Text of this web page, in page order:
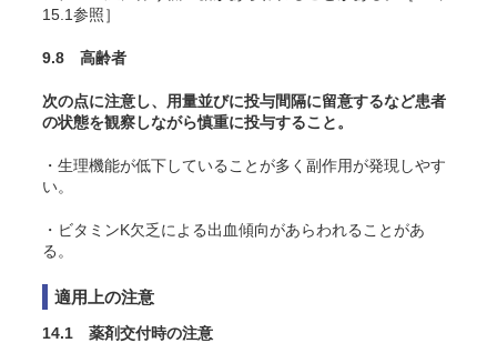
15.1参照］
9.8 高齢者
次の点に注意し、用量並びに投与間隔に留意するなど患者
の状態を観察しながら慎重に投与すること。
・生理機能が低下していることが多く副作用が発現しやす
い。
・ビタミンK欠乏による出血傾向があらわれることがあ
る。
適用上の注意
14.1 薬剤交付時の注意